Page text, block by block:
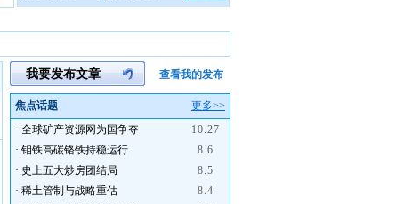
我要发布文章 查看我的发布
焦点话题
更多>>
· 全球矿产资源网为国争夺
10.27
· 钼铁高碳铬铁持稳运行
8.6
· 史上五大炒房团结局
8.5
· 稀土管制与战略重估
8.4